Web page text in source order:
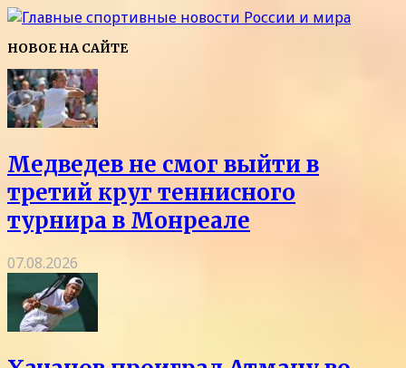
НОВОЕ НА САЙТЕ
Медведев не смог выйти в
третий круг теннисного
турнира в Монреале
07.08.2026